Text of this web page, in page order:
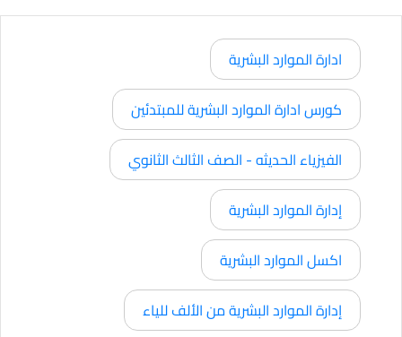
ادارة الموارد البشرية
كورس ادارة الموارد البشرية للمبتدئين
الفيزياء الحديثه - الصف الثالث الثانوي
إدارة الموارد البشرية
اكسل الموارد البشرية
إدارة الموارد البشرية من الألف للياء